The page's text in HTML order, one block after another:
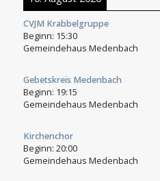
CVJM Krabbelgruppe
Beginn: 15:30
Gemeindehaus Medenbach
Gebetskreis Medenbach
Beginn: 19:15
Gemeindehaus Medenbach
Kirchenchor
Beginn: 20:00
Gemeindehaus Medenbach